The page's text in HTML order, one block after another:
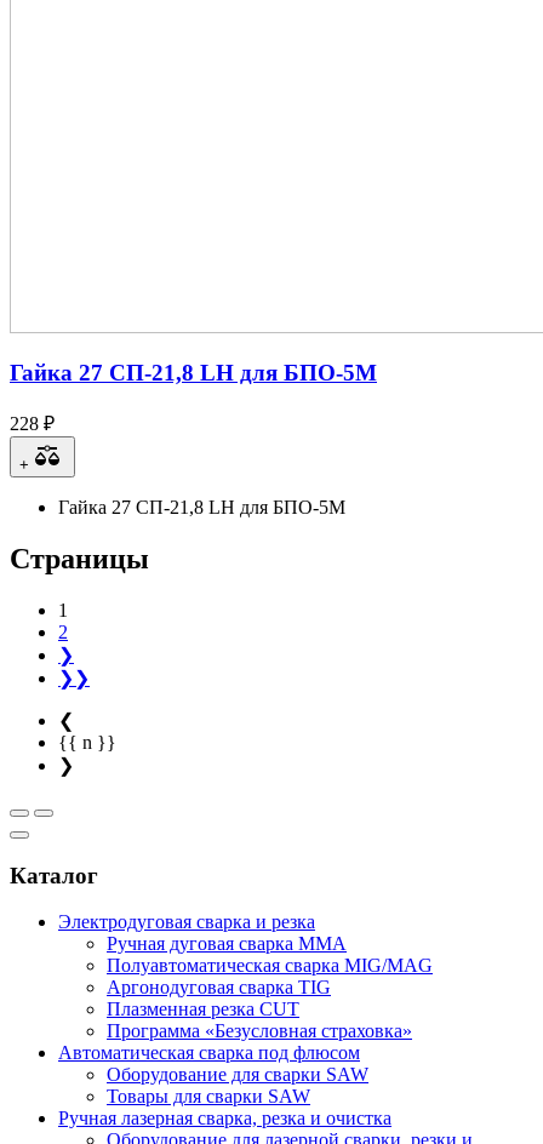
Гайка 27 СП-21,8 LH для БПО-5М
228 ₽
+
Гайка 27 СП-21,8 LH для БПО-5М
Страницы
1
2
❯
❯❯
❮
{{ n }}
❯
Каталог
Электродуговая сварка и резка
Ручная дуговая сварка MMA
Полуавтоматическая сварка MIG/MAG
Аргонодуговая сварка TIG
Плазменная резка CUT
Программа «Безусловная страховка»
Автоматическая сварка под флюсом
Оборудование для сварки SAW
Товары для сварки SAW
Ручная лазерная сварка, резка и очистка